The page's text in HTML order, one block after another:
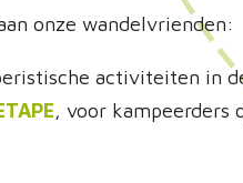
onze wandelvrienden:
activiteiten in
, voor kampeerders